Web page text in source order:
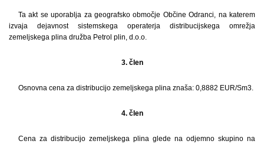
Ta akt se uporablja za geografsko območje Občine Odranci, na katerem
izvaja dejavnost sistemskega operaterja distribucijskega omrežja
zemeljskega plina družba Petrol plin, d.o.o.
3. člen
Osnovna cena za distribucijo zemeljskega plina znaša: 0,8882 EUR/Sm3.
4. člen
Cena za distribucijo zemeljskega plina glede na odjemno skupino na